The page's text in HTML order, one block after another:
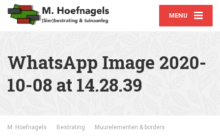
MENU
WhatsApp Image 2020-
10-08 at 14.28.39
M. Hoefnagels Bestrating Muurelementen & borders